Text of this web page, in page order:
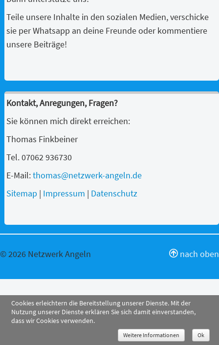
Teile unsere Inhalte in den sozialen Medien, verschicke
sie per Whatsapp an deine Freunde oder kommentiere
unsere Beiträge!
Kontakt, Anregungen, Fragen?
Sie können mich direkt erreichen:
Thomas Finkbeiner
Tel. 07062 936730
E-Mail:thomas@netzwerk-angeln.de
Sitemap | Impressum | Datenschutz
nach oben
© 2026 Netzwerk Angeln
Cookies erleichtern die Bereitstellung unserer Dienste. Mit der
Nutzung unserer Dienste erklären Sie sich damit einverstanden,
dass wir Cookies verwenden.
Weitere Informationen Ok